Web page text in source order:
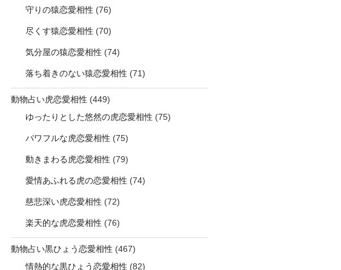
守りの猿恋愛相性 (76)
尽くす猿恋愛相性 (70)
気分屋の猿恋愛相性 (74)
落ち着きのない猿恋愛相性 (71)
動物占い虎恋愛相性 (449)
ゆったりとした悠然の虎恋愛相性 (75)
パワフルな虎恋愛相性 (75)
動きまわる虎恋愛相性 (79)
愛情あふれる虎の恋愛相性 (74)
慈悲深い虎恋愛相性 (72)
楽天的な虎恋愛相性 (76)
動物占い黒ひょう恋愛相性 (467)
情熱的な黒ひょう恋愛相性 (82)